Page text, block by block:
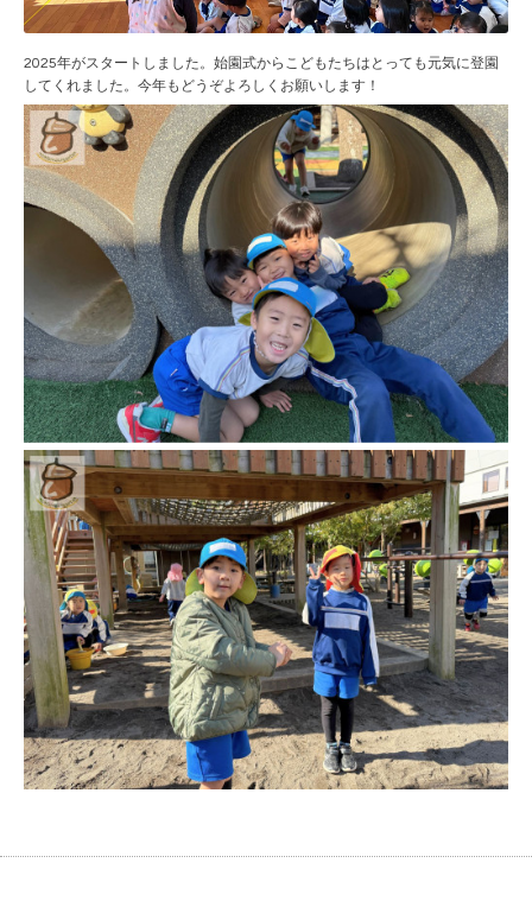
2025年がスタートしました。始園式からこどもたちはとっても元気に登園
してくれました。今年もどうぞよろしくお願いします！